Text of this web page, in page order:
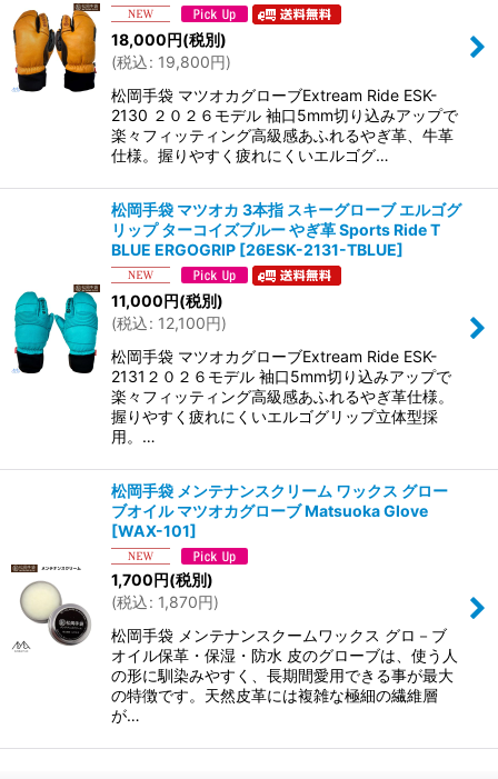
18,000円(税別)
(税込: 19,800円)
松岡手袋 マツオカグローブExtream Ride ESK-
2130 ２０２６モデル 袖口5mm切り込みアップで
楽々フィッティング高級感あふれるやぎ革、牛革
仕様。握りやすく疲れにくいエルゴグ…
松岡手袋 マツオカ 3本指 スキーグローブ エルゴグ
リップ ターコイズブルー やぎ革 Sports Ride T
BLUE ERGOGRIP [26ESK-2131-TBLUE]
11,000円(税別)
(税込: 12,100円)
松岡手袋 マツオカグローブExtream Ride ESK-
2131２０２６モデル 袖口5mm切り込みアップで
楽々フィッティング高級感あふれるやぎ革仕様。
握りやすく疲れにくいエルゴグリップ立体型採
用。…
松岡手袋 メンテナンスクリーム ワックス グロー
ブオイル マツオカグローブ Matsuoka Glove
[WAX-101]
1,700円(税別)
(税込: 1,870円)
松岡手袋 メンテナンスクームワックス グロ－ブ
オイル保革・保湿・防水 皮のグローブは、使う人
の形に馴染みやすく、長期間愛用できる事が最大
の特徴です。天然皮革には複雑な極細の繊維層
が…